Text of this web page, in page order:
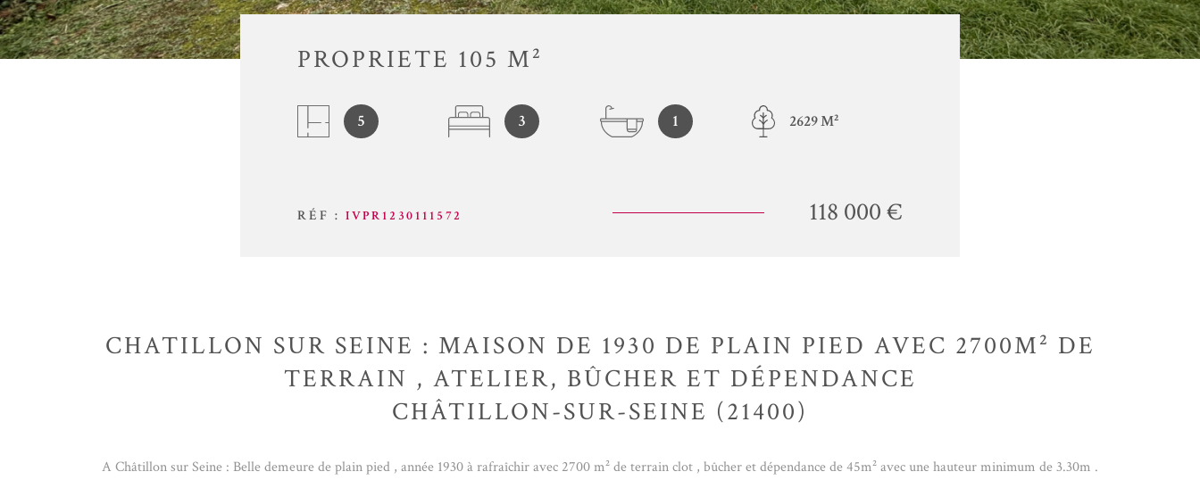
RÉF : IVPR1230111572
PROPRIETE 105 M²
5 3 1 2629 M²
118 000 €
CHATILLON SUR SEINE : MAISON DE 1930 DE PLAIN PIED AVEC 2700M² DE
TERRAIN , ATELIER, BÛCHER ET DÉPENDANCE
CHÂTILLON-SUR-SEINE (21400)
A Châtillon sur Seine : Belle demeure de plain pied , année 1930 à rafraîchir avec 2700 m² de terrain clot , bûcher et dépendance de 45m² avec une hauteur minimum de 3.30m .